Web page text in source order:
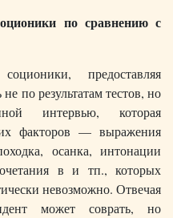
по сравнению с
предоставляя
по результатам тестов, но
интервью, которая
факторов — выражения
осанка, интонации
в и тп., которых
невозможно. Отвечая
может соврать, но